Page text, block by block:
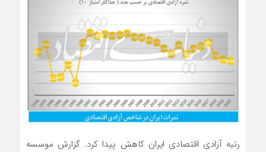
رتبه آزادی اقتصادی ایران کاهش پیدا کرد. گزارش موسسه